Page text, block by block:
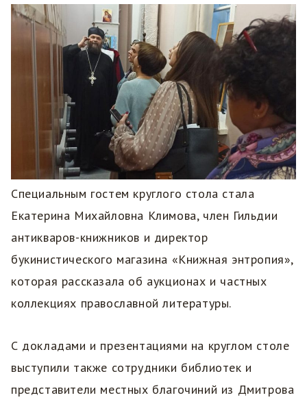
Специальным гостем круглого стола стала
Екатерина Михайловна Климова, член Гильдии
антикваров-книжников и директор
букинистического магазина «Книжная энтропия»,
которая рассказала об аукционах и частных
коллекциях православной литературы.
С докладами и презентациями на круглом столе
выступили также сотрудники библиотек и
представители местных благочиний из Дмитрова